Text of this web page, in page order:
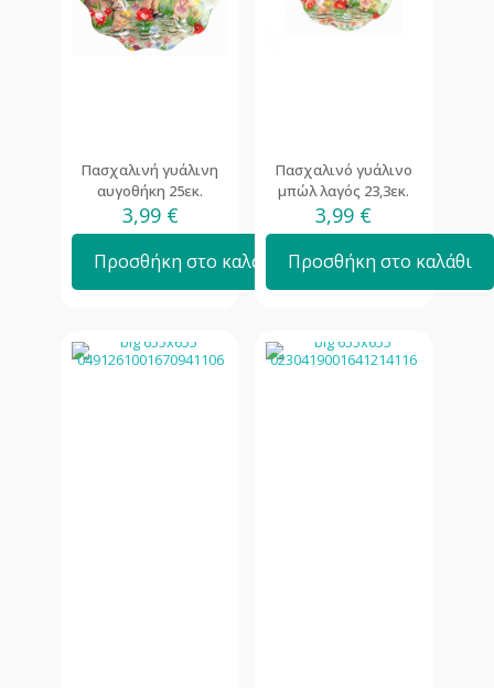
Πασχαλινή γυάλινη
αυγοθήκη 25εκ.
3,99 €
Προσθήκη στο καλάθι
Πασχαλινό γυάλινο
μπώλ λαγός 23,3εκ.
3,99 €
Προσθήκη στο καλάθι